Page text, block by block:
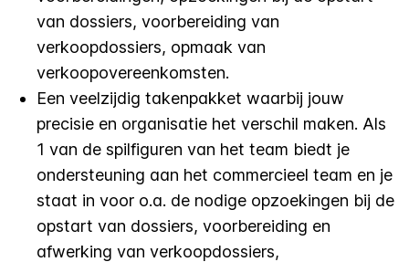
van dossiers, voorbereiding van
verkoopdossiers, opmaak van
verkoopovereenkomsten.
Een veelzijdig takenpakket waarbij jouw
precisie en organisatie het verschil maken. Als
1 van de spilfiguren van het team biedt je
ondersteuning aan het commercieel team en je
staat in voor o.a. de nodige opzoekingen bij de
opstart van dossiers, voorbereiding en
afwerking van verkoopdossiers,